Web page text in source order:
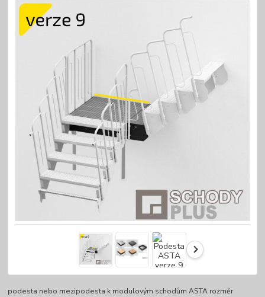
podesta nebo mezipodesta k modulovým schodům ASTA rozměr